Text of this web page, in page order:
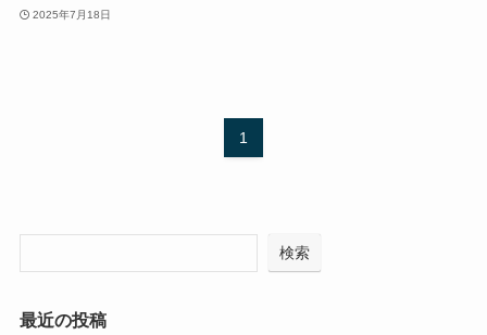
2025年7月18日
1
検索
最近の投稿